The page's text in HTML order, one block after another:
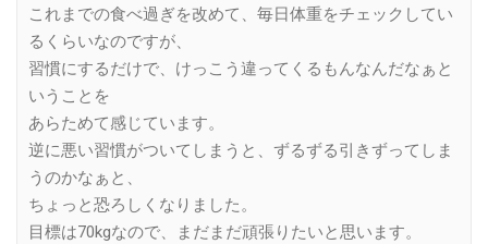
これまでの食べ過ぎを改めて、毎日体重をチェックしてい
るくらいなのですが、
習慣にするだけで、けっこう違ってくるもんなんだなぁと
いうことを
あらためて感じています。
逆に悪い習慣がついてしまうと、ずるずる引きずってしま
うのかなぁと、
ちょっと恐ろしくなりました。
目標は70kgなので、まだまだ頑張りたいと思います。